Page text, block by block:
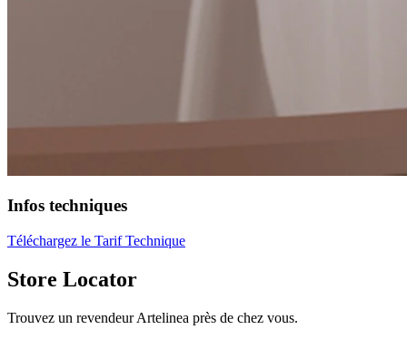
Infos techniques
Téléchargez le Tarif Technique
Store Locator
Trouvez un revendeur Artelinea près de chez vous.